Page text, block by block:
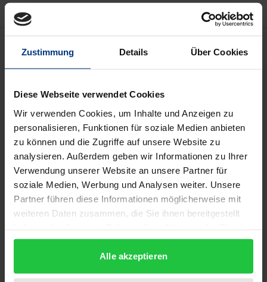
Zustimmung Details Über Cookies
Diese Webseite verwendet Cookies
Wir verwenden Cookies, um Inhalte und Anzeigen zu
personalisieren, Funktionen für soziale Medien anbieten
zu können und die Zugriffe auf unsere Website zu
analysieren. Außerdem geben wir Informationen zu Ihrer
Verwendung unserer Website an unsere Partner für
soziale Medien, Werbung und Analysen weiter. Unsere
Partner führen diese Informationen möglicherweise mit
weiteren Daten zusammen, die Sie ihnen bereitgestellt
gesammelt haben.
Alle akzeptieren
europäischen Integrationsprozeß in zunehmendem
Maße aus seiner nationalen Umgrenzung; das
ursprünglich mitgliedsstaatlich geprägte
Europarecht hat begonnen, auf die nationalen
Verfassungsrechtsordnungen zurückzustrahlen.
Dies führt zu einem Ineinandergreifen von
nationalem und europäischem Verfassungsrecht,
das u.a. auch zu Angleichungsprozessen der
europäischen Verfassungsordnung gesprochen
werden.